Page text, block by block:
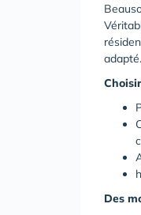
adapté.
Des